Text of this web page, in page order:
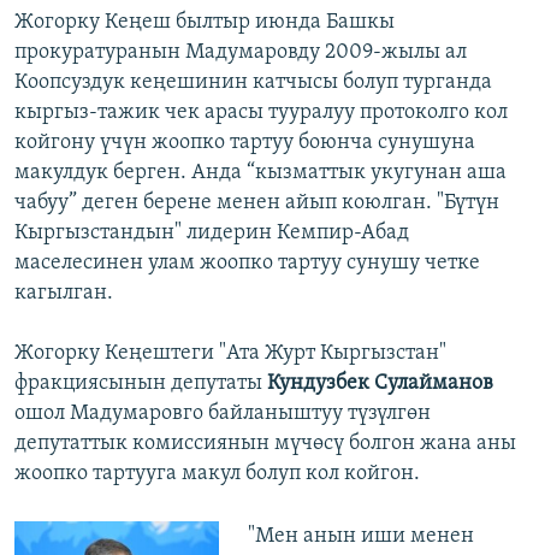
Жогорку Кеңеш былтыр июнда Башкы
прокуратуранын Мадумаровду 2009-жылы ал
Коопсуздук кеңешинин катчысы болуп турганда
кыргыз-тажик чек арасы тууралуу протоколго кол
койгону үчүн жоопко тартуу боюнча сунушуна
макулдук берген. Анда “кызматтык укугунан аша
чабуу” деген берене менен айып коюлган. "Бүтүн
Кыргызстандын" лидерин Кемпир-Абад
маселесинен улам жоопко тартуу сунушу четке
кагылган.
Жогорку Кеңештеги "Ата Журт Кыргызстан"
фракциясынын депутаты Кундузбек Сулайманов
ошол Мадумаровго байланыштуу түзүлгөн
депутаттык комиссиянын мүчөсү болгон жана аны
жоопко тартууга макул болуп кол койгон.
"Мен анын иши менен